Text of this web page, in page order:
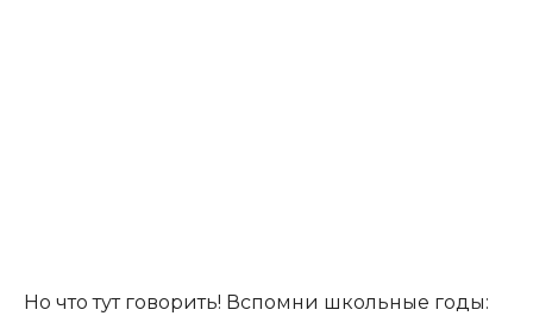
Но что тут говорить! Вспомни школьные годы: